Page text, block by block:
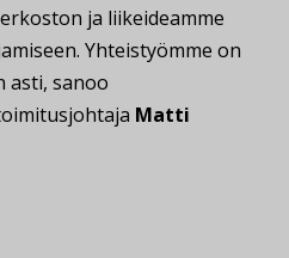
ja liikeideamme
Yhteistyömme on
asti, sanoo
Matti